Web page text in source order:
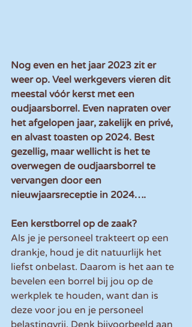
Nog even en het jaar 2023 zit er
weer op. Veel werkgevers vieren dit
meestal vóór kerst met een
oudjaarsborrel. Even napraten over
het afgelopen jaar, zakelijk en privé,
en alvast toasten op 2024. Best
gezellig, maar wellicht is het te
overwegen de oudjaarsborrel te
vervangen door een
nieuwjaarsreceptie in 2024….
Een kerstborrel op de zaak?
Als je je personeel trakteert op een
drankje, houd je dit natuurlijk het
liefst onbelast. Daarom is het aan te
bevelen een borrel bij jou op de
werkplek te houden, want dan is
deze voor jou en je personeel